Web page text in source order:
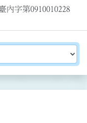
內字第0910010228